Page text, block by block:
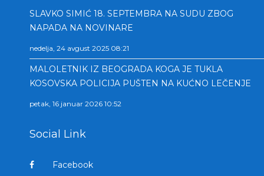
SLAVKO SIMIĆ 18. SEPTEMBRA NA SUDU ZBOG
NAPADA NA NOVINARE
nedelja, 24 avgust 2025 08:21
MALOLETNIK IZ BEOGRADA KOGA JE TUKLA
KOSOVSKA POLICIJA PUŠTEN NA KUĆNO LEČENJE
petak, 16 januar 2026 10:52
Social Link
Facebook